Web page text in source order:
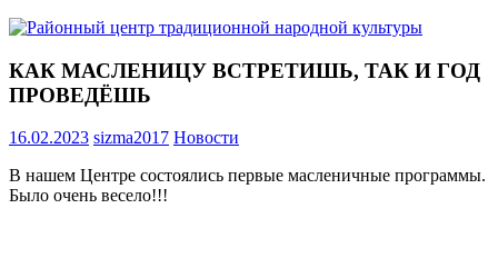
КАК МАСЛЕНИЦУ ВСТРЕТИШЬ, ТАК И ГОД
ПРОВЕДЁШЬ
16.02.2023 sizma2017 Новости
В нашем Центре состоялись первые масленичные программы.
Было очень весело!!!